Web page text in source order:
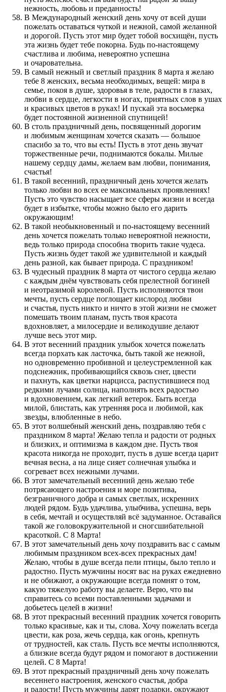
нежность, любовь и преданность!
В Международный женский день хочу от всей души
пожелать оставаться чуткой и нежной, самой желанной
и дорогой. Пусть этот мир будет тобой восхищён, пусть
эта жизнь будет тебе покорна. Будь по-настоящему
счастлива и любима, невероятно успешна
и очаровательна.
В самый нежный и светлый праздник 8 марта я желаю
тебе 8 женских, весьма необходимых, вещей: мира в
семье, покоя в душе, здоровья в теле, радости в глазах,
любви в сердце, легкости в ногах, приятных слов в ушах
и красивых цветов в руках! И пускай эта восьмерка
будет постоянной жизненной спутницей!
В столь праздничный день, посвященный дорогим
и любимым женщинам хочется сказать — большое
спасибо за то, что вы есть! Пусть в этот день звучат
торжественные речи, поднимаются бокалы. Милые
нашему сердцу дамы, желаем вам любви, понимания,
счастья!
В такой весенний, праздничный день хочется желать
только любви во всех ее максимальных проявлениях!
Пусть это чувство насыщает все сферы жизни и всегда
будет в избытке, чтобы можно было его дарить
окружающим!
В такой необыкновенный и по-настоящему весенний
день хочется пожелать только невероятной нежности,
ведь только природа способна творить такие чудеса.
Пусть жизнь будет такой же удивительной и каждый
день разной, как бывает природа. С праздником!
В чудесный праздник 8 марта от чистого сердца желаю
с каждым днём чувствовать себя прелестной богиней
и неотразимой королевой. Пусть исполняются твои
мечты, пусть сердце поглощает кислород любви
и счастья, пусть никто и ничто в этой жизни не сможет
помешать твоим планам, пусть твоя красота
вдохновляет, а милосердие и великодушие делают
лучше весь этот мир.
В этот весенний праздник улыбок хочется пожелать
всегда порхать как ласточка, быть такой же нежной,
но одновременно пробивной и целеустремленной как
подснежник, пробивающийся сквозь снег, цвести
и пахнуть, как цветки нарцисса, распустившиеся под
редкими лучами солнца, наполнять всех радостью
и вдохновением, как легкий ветерок. Быть всегда
милой, блистать, как утренняя роса и любимой, как
звезды, влюбленные в небо.
В этот волшебный женский день, поздравляю тебя с
праздником 8 марта! Желаю тепла и радости от родных
и близких, и оптимизма в каждом дне. Пусть твоя
красота никогда не проходит, пусть в душе всегда царит
вечная весна, а на лице сияет солнечная улыбка и
согревает всех нежными лучами.
В этот замечательный весенний день желаю тебе
потрясающего настроения и море позитива,
безграничного добра и самых светлых, искренних
людей рядом. Будь удачлива, улыбчива, успешна, верь
в себя, мечтай и осуществляй всё задуманное. Оставайся
такой же головокружительной и сногсшибательной
красоткой. С 8 Марта!
В этот замечательный день хочу поздравить вас с самым
любимым праздником всех-всех прекрасных дам!
Желаю, чтобы в душе всегда пели птицы, было тепло и
радостно. Пусть мужчины носят вас на руках ежедневно
и не обижают, а окружающие всегда помнят о том,
какую тяжелую работу вы делаете. Верю, что вы
справитесь со всеми поставленными задачами и
добьетесь целей в жизни!
В этот прекрасный весенний праздник хочется говорить
только красивые, как и ты, слова. Хочу пожелать всегда
цвести, как роза, жечь сердца, как огонь, крепнуть
от трудностей, как сталь. Пусть все мечты исполняются,
а близкие всегда будут рядом и помогают в достижении
целей. С 8 Марта!
В этот прекрасный праздничный день хочу пожелать
весеннего настроения, женского счастья, добра
и радости! Пусть мужчины дарят подарки, окружают